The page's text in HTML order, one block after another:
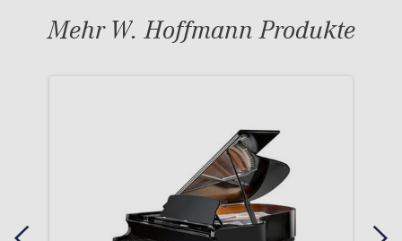
Mehr W. Hoffmann Produkte